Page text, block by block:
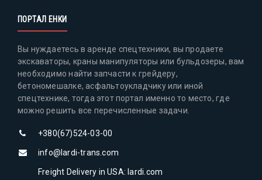
ПОРТАЛ ЕНКИ
Вы нуждаетесь в аренде спецтехники, вы продаете
экскаваторы, краны манипуляторы или бульдозеры, вам
необходимо найти запчасти к грейдеру,
бетономешалке, асфальтоукладчику или иной
спецтехнике, тогда этот портал именно то место, где
можно решить все перечисленные задачи.
+380(67)524-03-00
info@lardi-trans.com
Freight Delivery in USA: lardi.com